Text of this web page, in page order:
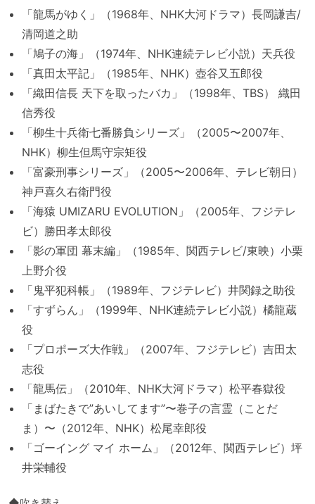
「龍馬がゆく」（1968年、NHK大河ドラマ）長岡謙吉/
清岡道之助
「鳩子の海」（1974年、NHK連続テレビ小説）天兵役
「真田太平記」（1985年、NHK）壺谷又五郎役
「織田信長 天下を取ったバカ」（1998年、TBS） 織田
信秀役
「柳生十兵衛七番勝負シリーズ」（2005〜2007年、
NHK）柳生但馬守宗矩役
「富豪刑事シリーズ」（2005〜2006年、テレビ朝日）
神戸喜久右衛門役
「海猿 UMIZARU EVOLUTION」（2005年、フジテレ
ビ）勝田孝太郎役
「影の軍団 幕末編」（1985年、関西テレビ/東映）小栗
上野介役
「鬼平犯科帳」（1989年、フジテレビ）井関録之助役
「すずらん」（1999年、NHK連続テレビ小説）橘龍蔵
役
「プロポーズ大作戦」（2007年、フジテレビ）吉田太
志役
「龍馬伝」（2010年、NHK大河ドラマ）松平春獄役
「まばたきで”あいしてます”〜巻子の言霊（ことだ
ま）〜（2012年、NHK）松尾幸郎役
「ゴーイング マイ ホーム」（2012年、関西テレビ）坪
井栄輔役